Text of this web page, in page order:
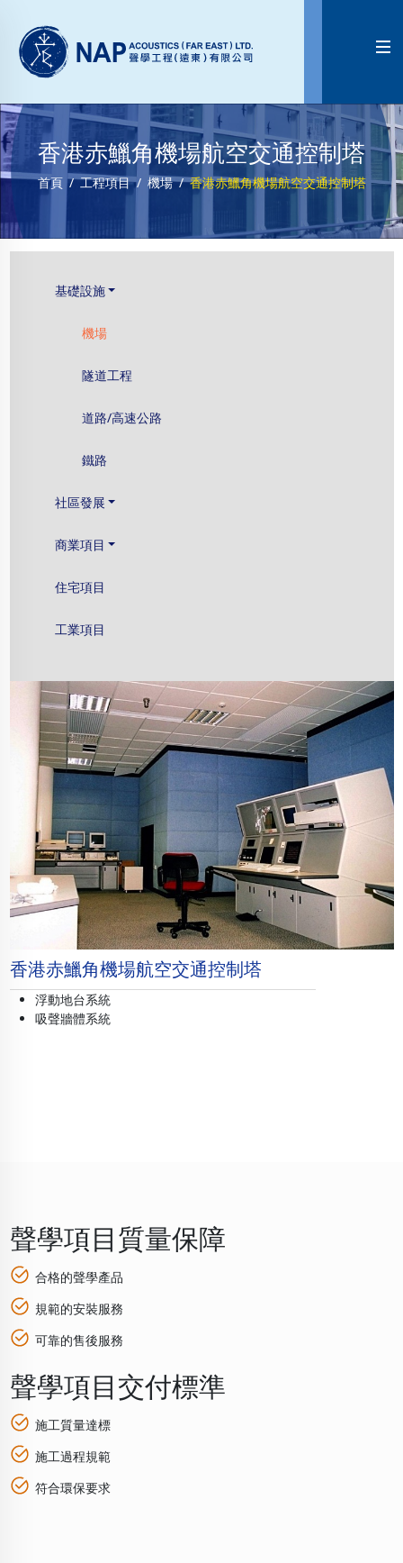

香港赤鱲角機場航空交通控制塔
首頁 工程項目 機場 香港赤鱲角機場航空交通控制塔
基礎設施
機場
隧道工程
道路/高速公路
鐵路
社區發展
商業項目
住宅項目
工業項目
香港赤鱲角機場航空交通控制塔
浮動地台系統
吸聲牆體系統
聲學項目質量保障
合格的聲學產品
規範的安裝服務
可靠的售後服務
聲學項目交付標準
施工質量達標
施工過程規範
符合環保要求